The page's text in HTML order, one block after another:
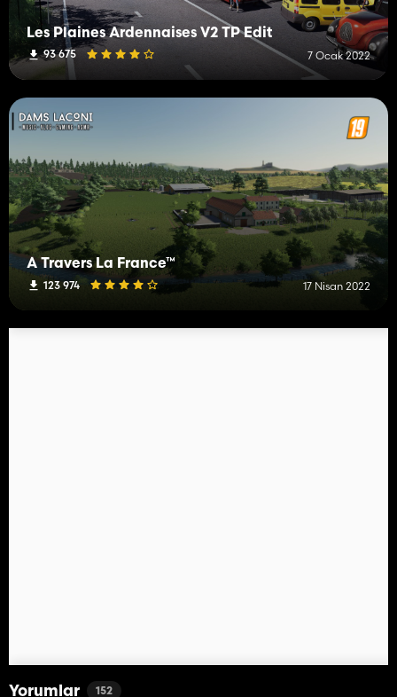
Les Plaines Ardennaises V2 TP Edit
93 675 7 Ocak 2022
À Travers La France™
123 974 17 Nisan 2022
Yorumlar 152